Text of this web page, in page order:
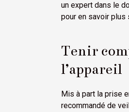
un expert dans le
pour en savoir plus
Tenir
l’appareil
Mis à part la prise
recommandé de